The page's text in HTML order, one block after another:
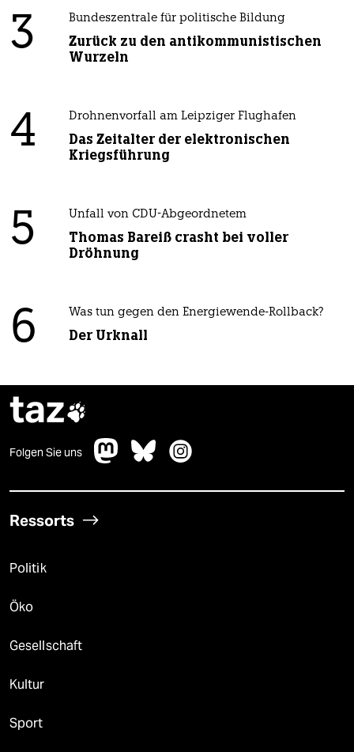
3 Bundeszentrale für politische Bildung
Zurück zu den antikommunistischen
Wurzeln
4 Drohnenvorfall am Leipziger Flughafen
Das Zeitalter der elektronischen
Kriegsführung
5 Unfall von CDU-Abgeordnetem
Thomas Bareiß crasht bei voller
Dröhnung
6 Was tun gegen den Energiewende-Rollback?
Der Urknall
taz
Folgen Sie uns
Ressorts
Politik
Öko
Gesellschaft
Kultur
Sport